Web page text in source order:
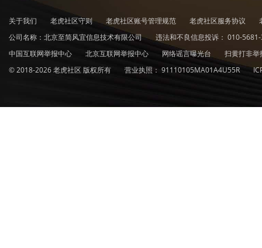
关于我们 老虎社区守则 老虎社区账号管理规范 老虎社区服务协议
公司名称：北京至简风宜信息技术有限公司
违法和不良信息投诉： 010-
中国互联网举报中心
北京互联网举报中心 网络谣言曝光台
扫黄打非
© 2018-2026 老虎社区 版权所有
营业执照： 91110105MA01A4U55R